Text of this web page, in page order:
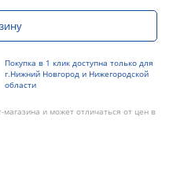
Покупка в 1 клик доступна только для
г.Нижний Новгород и Нижегородской
области
и может отличаться от цен в